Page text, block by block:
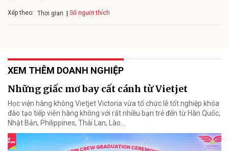
Xếp theo: Thời gian Số người thích
XEM THÊM DOANH NGHIỆP
Những giấc mơ bay cất cánh từ Vietjet
Học viện hàng không Vietjet Victoria vừa tổ chức lễ tốt nghiệp khóa
đào tạo tiếp viên hàng không với rất nhiều bạn trẻ đến từ Hàn Quốc,
Nhật Bản, Philippines, Thái Lan, Lào…